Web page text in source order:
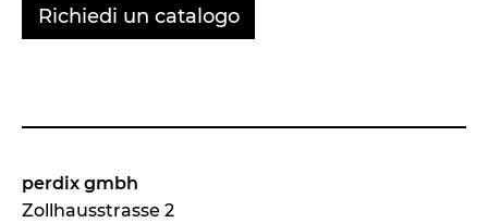
perdix gmbh
Zollhausstrasse 2